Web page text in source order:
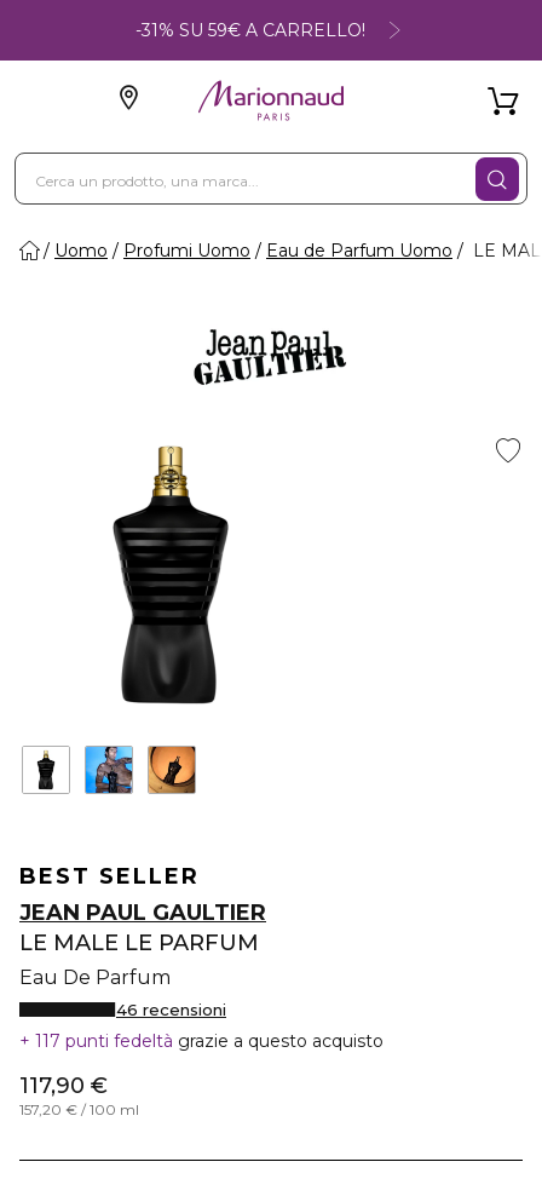
-31% SU 59€ A CARRELLO!
Uomo Profumi Uomo Eau de Parfum Uomo LE
BEST SELLER
JEAN PAUL GAULTIER
LE MALE LE PARFUM
Eau De Parfum
46 recensioni
117 punti fedeltà grazie a questo acquisto
117,90 €
157,20 € / 100 ml